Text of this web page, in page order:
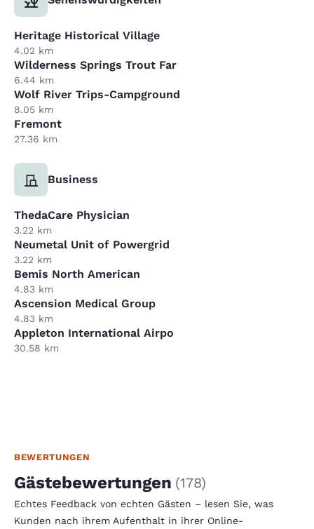
Heritage Historical Village
4.02 km
Wilderness Springs Trout Far
6.44 km
Wolf River Trips-Campground
8.05 km
Fremont
27.36 km
Business
ThedaCare Physician
3.22 km
Neumetal Unit of Powergrid
3.22 km
Bemis North American
4.83 km
Ascension Medical Group
4.83 km
Appleton International Airpo
30.58 km
BEWERTUNGEN
Gästebewertungen (178)
Echtes Feedback von echten Gästen – lesen Sie, was
Kunden nach ihrem Aufenthalt in ihrer Online-